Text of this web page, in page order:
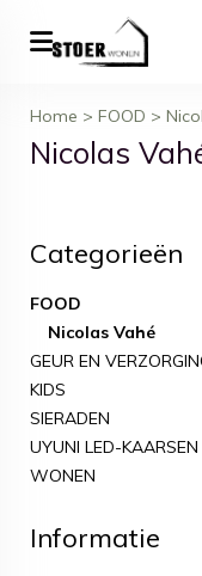
Home > FOOD >
Nicolas
Categorieën
FOOD
Nicolas Vahé
GEUR EN
KIDS
SIERADEN
UYUNI LED-KAARSEN
WONEN
Informatie